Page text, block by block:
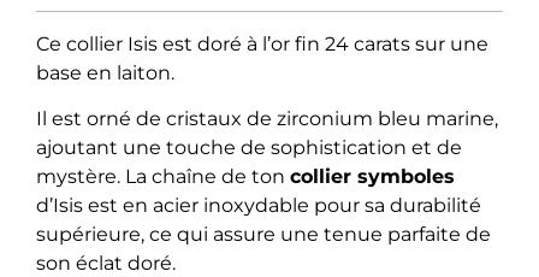
Ce collier Isis est doré à l’or fin 24 carats sur une
base en laiton.
Il est orné de cristaux de zirconium bleu marine,
ajoutant une touche de sophistication et de
mystère. La chaîne de ton collier symboles
d’Isis est en acier inoxydable pour sa durabilité
supérieure, ce qui assure une tenue parfaite de
son éclat doré.